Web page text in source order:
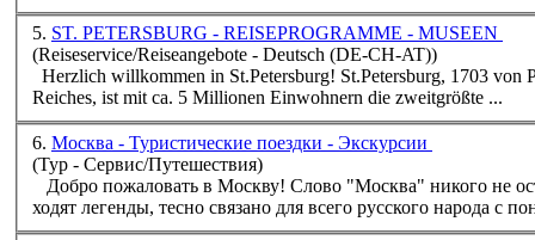
5. ST. PETERSBURG - REISEPROGRAMME - MUSEEN
(Reiseservice/Reiseangebote - Deutsch (DE-CH-AT))
Reiches, ist mit ca. 5 Millionen Einwohnern die zweitgrößte ...
6. Москва - Туристические поездки - Экскурсии
(Тур - Сервис/Путешествия)
ходят легенды, тесно связано для всего русского народа с